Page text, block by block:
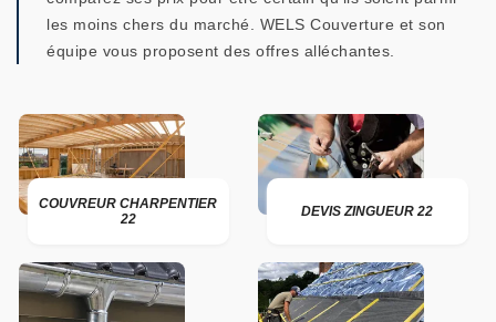
les moins chers du marché. WELS Couverture et son
équipe vous proposent des offres alléchantes.
COUVREUR CHARPENTIER
22
DEVIS ZINGUEUR 22